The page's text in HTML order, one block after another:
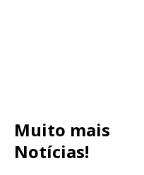
Muito mais
Notícias!